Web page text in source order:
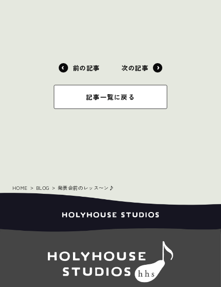
前の記事
記事一覧に戻る
次の記事
HOME BLOG 発表会前のレッス〜ン♪